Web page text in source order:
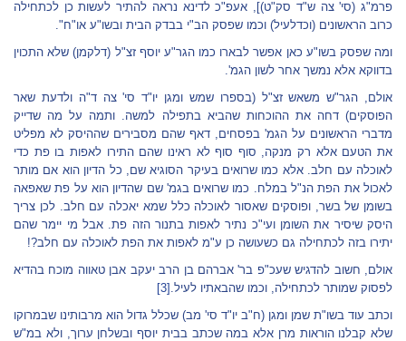
פרמ"ג (סי' צה ש"ד סק"ט)], אעפ"כ לדינא נראה להתיר לעשות כן לכתחילה
כרוב הראשונים (וכדלעיל) וכמו שפסק הב"י בבדק הבית ובשו"ע או"ח".
ומה שפסק בשו"ע כאן אפשר לבארו כמו הגר"ע יוסף זצ"ל (דלקמן) שלא התכוין
בדווקא אלא נמשך אחר לשון הגמ'.
אולם, הגר"ש משאש זצ"ל (בספרו שמש ומגן יו"ד סי' צה ד"ה ולדעת שאר
הפוסקים) דחה את ההוכחות שהביא בתפילה למשה. ותמה על מה שדייק
מדברי הראשונים על הגמ' בפסחים, דאף שהם מסבירים שההיסק לא מפליט
את הטעם אלא רק מנקה, סוף סוף לא ראינו שהם התירו לאפות בו פת כדי
לאוכלה עם חלב. אלא כמו שרואים בעיקר הסוגיא שם, כל הדיון הוא אם מותר
לאכול את הפת הנ"ל במלח. כמו שרואים בגמ' שם שהדיון הוא על פת שאפאה
בשומן של בשר, ופוסקים שאסור לאוכלה כלל שמא יאכלה עם חלב. לכן צריך
היסק שיסיר את השומן ועי"כ נתיר לאפות בתנור הזה פת. אבל מי יימר שהם
יתירו בזה לכתחילה גם כשעושה כן ע"מ לאפות את הפת לאוכלה עם חלב?!
אולם, חשוב להדגיש שעכ"פ בר' אברהם בן הרב יעקב אבן טאווה מוכח בהדיא
לפסוק שמותר לכתחילה, וכמו שהבאתיו לעיל. [3]
וכתב עוד בשו"ת שמן ומגן (ח"ב יו"ד סי' מב) שכלל גדול הוא מרבותינו שבמרוקו
שלא קבלנו הוראות מרן אלא במה שכתב בבית יוסף ובשלחן ערוך, ולא במ"ש